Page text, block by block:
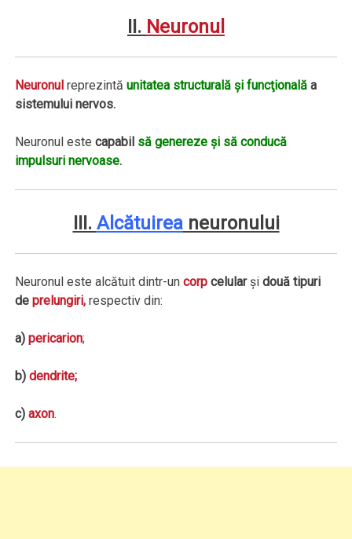
II. Neuronul
Neuronul reprezintăunitatea structurală şi funcţională a
sistemului nervos.
Neuronul estecapabil să genereze şi să conducă
impulsuri nervoase.
III. Alcătuireaneuronului
Neuronul este alcătuit dintr-uncorp celularşidouă tipuri
deprelungiri, respectiv din:
a)pericarion;
b)dendrite;
c) axon.